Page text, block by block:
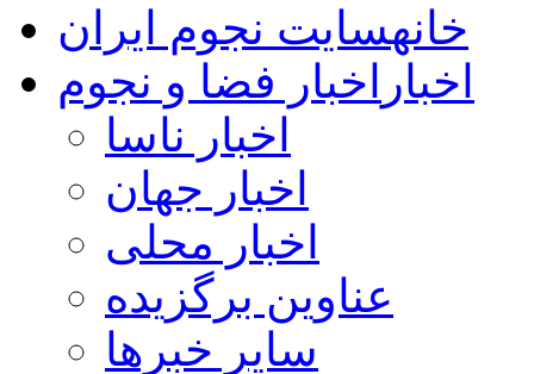
خانهسایت نجوم ایران
اخبار اخبار فضا و نجوم
اخبار ناسا
اخبار جهان
اخبار محلی
عناوین برگزیده
سایر خبرها